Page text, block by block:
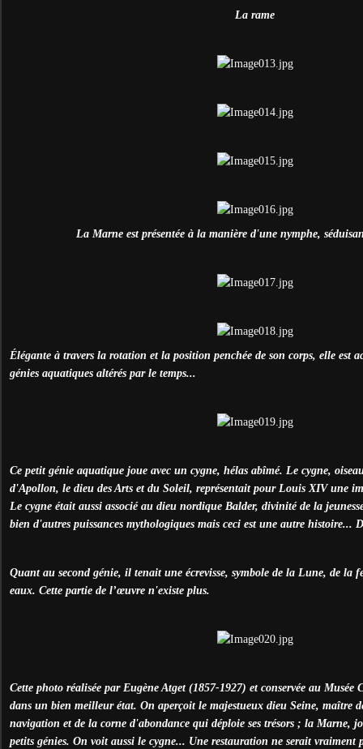
La rame
La Marne est présentée à la manière d'une nymphe,
Élégante à travers la rotation et la position penchée de son corps, elle est
génies aquatiques altérés par le temps...
Ce petit génie aquatique joue avec un cygne, hélas abîmé. Le cygne,
d'Apollon, le dieu des Arts et du Soleil, représentait pour Louis XIV une
Le cygne était aussi associé au dieu nordique Balder, divinité de la
bien d'autres puissances mythologiques mais ceci est une autre histoire...
Quant au second génie, il tenait une écrevisse, symbole de la Lune, de la
eaux. Cette partie de l’œuvre n'existe plus.
Cette photo réalisée par Eugène Atget (1857-1927) et conservée au Musée
dans un bien meilleur état. On aperçoit le majestueux dieu Seine, maître
navigation et de la corne d'abondance qui déploie ses trésors ; la Marne,
petits génies. On voit aussi le cygne... Une restauration ne serait vraiment